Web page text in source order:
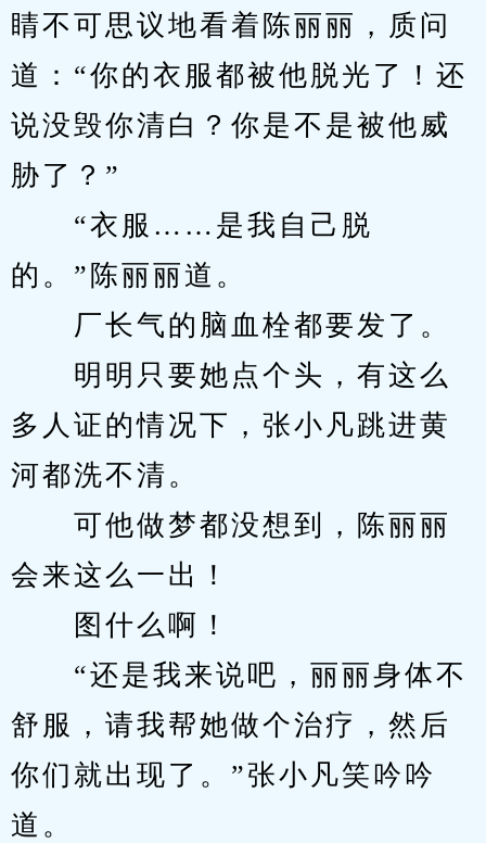
睛不可思议地看着陈丽丽，质问
道：“你的衣服都被他脱光了！还
说没毁你清白？你是不是被他威
胁了？”
“衣服……是我自己脱
的。”陈丽丽道。
厂长气的脑血栓都要发了。
明明只要她点个头，有这么
多人证的情况下，张小凡跳进黄
河都洗不清。
可他做梦都没想到，陈丽丽
会来这么一出！
图什么啊！
“还是我来说吧，丽丽身体不
舒服，请我帮她做个治疗，然后
你们就出现了。”张小凡笑吟吟
道。